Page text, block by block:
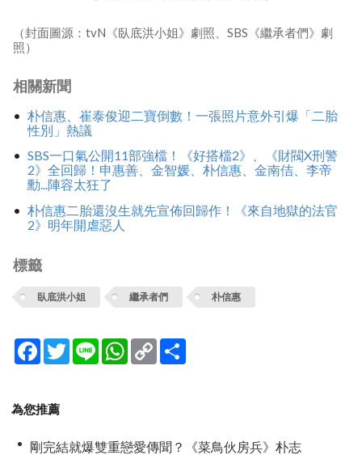
（封面圖源：tvN《臥底洪小姐》劇照、SBS《繼承者們》劇
照）
相關新聞
朴信惠、崔泰俊迎二寶倒數！一張照片意外引爆「二胎
性別」熱議
SBS一口氣公開11部強檔！《好搭檔2》、《財閥X刑警
2》全回歸！申惠善、金智媛、朴信惠、金南佶、李帝
勳...陣容太狂了
朴信惠二胎還沒生就先宣佈回歸作！《來自地獄的法官
2》明年開虐惡人
標籤
臥底洪小姐 繼承者們 朴信惠
Facebook
TwitterLine WhatsApp
Copy
Link
為您推薦
剛完結就爆雙重戀愛傳聞？《菜鳥伙房兵》朴志